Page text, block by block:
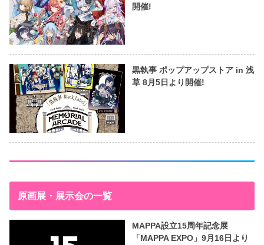
開催!
黒執事 ポップアップストア in 浅
草 8月5日より開催!
原画展・展示会の一覧
MAPPA設立15周年記念展
「MAPPA EXPO」9月16日より